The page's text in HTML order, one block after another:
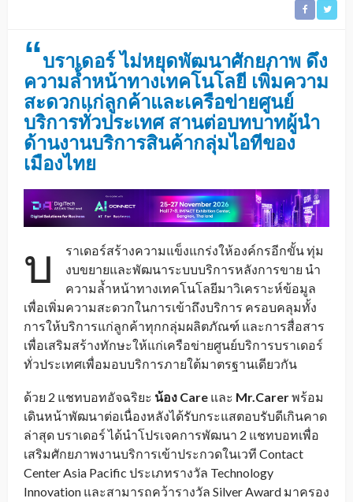
“บราเดอร์ ไม่หยุดพัฒนาศักยภาพ ดึง
ความล้ำหน้าทางเทคโนโลยี เพิ่มความ
สะดวกแก่ลูกค้าและเครือข่ายศูนย์
บริการทั่วประเทศ สานต่อบทบาทผู้นำ
ด้านงานบริการสินค้ากลุ่มไอทีของ
เมืองไทย
บ
ราเดอร์สร้างความแข็งแกร่งให้องค์กรอีกขั้น ทุ่ม
งบขยายและพัฒนาระบบบริการหลังการขาย นำ
ความล้ำหน้าทางเทคโนโลยีมาวิเคราะห์ข้อมูล
เพื่อเพิ่มความสะดวกในการเข้าถึงบริการ ครอบคลุมทั้ง
การให้บริการแก่ลูกค้าทุกกลุ่มผลิตภัณฑ์ และการสื่อสาร
เพื่อเสริมสร้างทักษะให้แก่เครือข่ายศูนย์บริการบราเดอร์
ทั่วประเทศเพื่อมอบบริการภายใต้มาตรฐานเดียวกัน
ด้วย 2 แชทบอทอัจฉริยะ น้อง Care และ Mr.Carerพร้อม
เดินหน้าพัฒนาต่อเนื่องหลังได้รับกระแสตอบรับดีเกินคาด
ล่าสุด บราเดอร์ ได้นำโปรเจคการพัฒนา 2 แชทบอทเพื่อ
เสริมศักยภาพงานบริการเข้าประกวดในเวที Contact
Center Asia Pacific ประเภทรางวัล Technology
Innovation และสามารถคว้ารางวัล Silver Award มาครอง